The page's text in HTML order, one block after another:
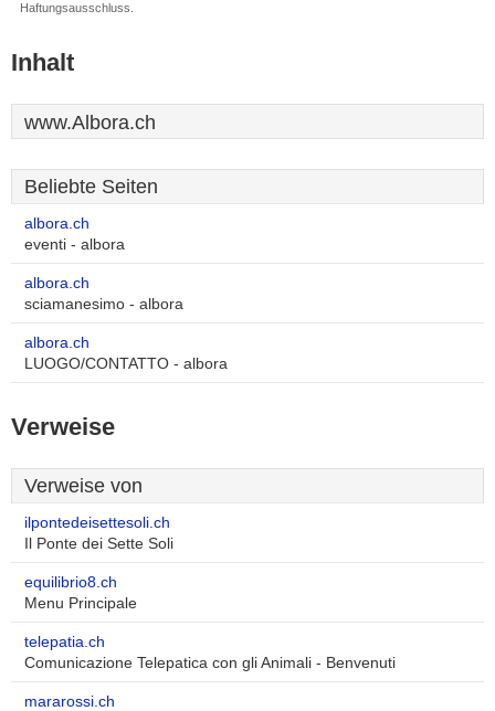
Haftungsausschluss.
Inhalt
www.Albora.ch
Beliebte Seiten
albora.ch
eventi - albora
albora.ch
sciamanesimo - albora
albora.ch
LUOGO/CONTATTO - albora
Verweise
Verweise von
ilpontedeisettesoli.ch
Il Ponte dei Sette Soli
equilibrio8.ch
Menu Principale
telepatia.ch
Comunicazione Telepatica con gli Animali - Benvenuti
mararossi.ch